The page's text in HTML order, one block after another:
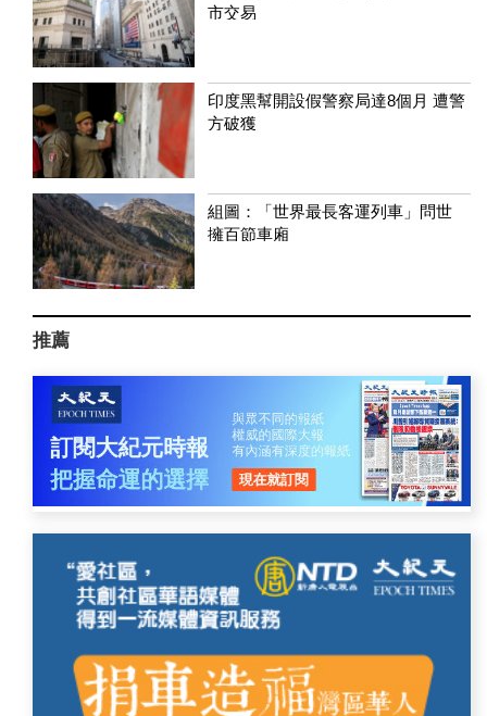
市交易
印度黑幫開設假警察局達8個月 遭警
方破獲
組圖：「世界最長客運列車」問世
擁百節車廂
推薦